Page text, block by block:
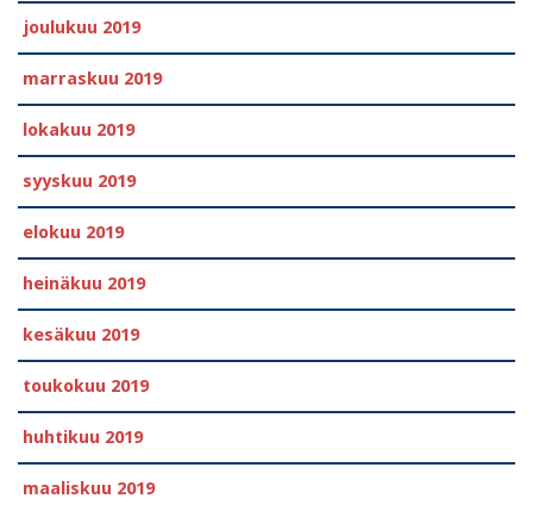
joulukuu 2019
marraskuu 2019
lokakuu 2019
syyskuu 2019
elokuu 2019
heinäkuu 2019
kesäkuu 2019
toukokuu 2019
huhtikuu 2019
maaliskuu 2019